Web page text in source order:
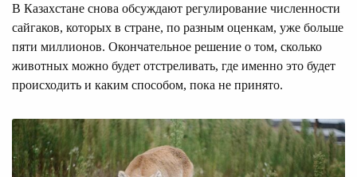
В Казахстане снова обсуждают регулирование численности
сайгаков, которых в стране, по разным оценкам, уже больше
пяти миллионов. Окончательное решение о том, сколько
животных можно будет отстреливать, где именно это будет
происходить и каким способом, пока не принято.